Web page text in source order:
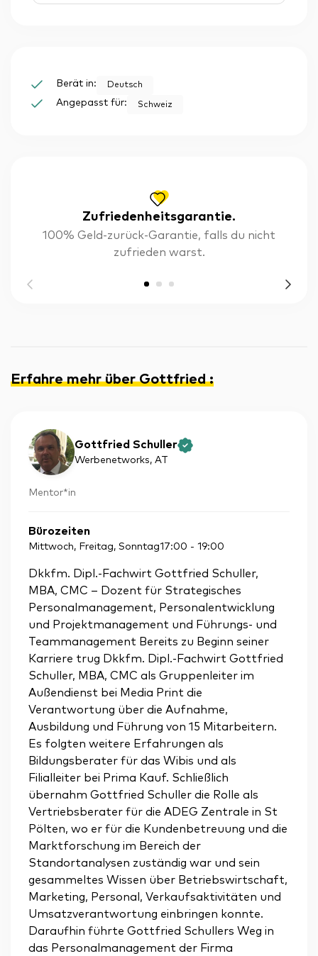
Zufriedenheitsgarantie.
100% Geld-zurück-Garantie, falls du nicht
zufrieden warst.
Erfahre mehr über Gottfried:
Gottfried Schuller
Werbenetworks, AT
Mentor*in
Bürozeiten
Mittwoch, Freitag, Sonntag17:00 - 19:00
Dkkfm. Dipl.-Fachwirt Gottfried Schuller,
MBA, CMC – Dozent für Strategisches
Personalmanagement, Personalentwicklung
und Projektmanagement und Führungs- und
Teammanagement Bereits zu Beginn seiner
Karriere trug Dkkfm. Dipl.-Fachwirt Gottfried
Schuller, MBA, CMC als Gruppenleiter im
Außendienst bei Media Print die
Verantwortung über die Aufnahme,
Ausbildung und Führung von 15 Mitarbeitern.
Es folgten weitere Erfahrungen als
Bildungsberater für das Wibis und als
Filialleiter bei Prima Kauf. Schließlich
übernahm Gottfried Schuller die Rolle als
Vertriebsberater für die ADEG Zentrale in St
Pölten, wo er für die Kundenbetreuung und die
Marktforschung im Bereich der
Standortanalysen zuständig war und sein
gesammeltes Wissen über Betriebswirtschaft,
Marketing, Personal, Verkaufsaktivitäten und
Umsatzverantwortung einbringen konnte.
Daraufhin führte Gottfried Schullers Weg in
das Personalmanagement der Firma
Berät in: Deutsch
Angepasst für: Schweiz